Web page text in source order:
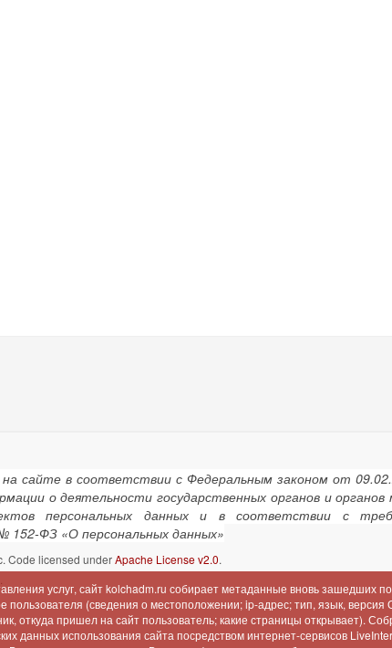
сайте в соответствии с Федеральным законом от
о деятельности государственных органов и органов
персональных данных и в соответствии с
152-ФЗ «О персональных данных»
Code licensed underApache License v2.0.
услуг, сайт kolchadm.ru собирает метаданные вновь зашедших
пользователя (сведения о местоположении; ip-адрес; тип, язык, версия
откуда пришел на сайт пользователь; какие страницы открывает).
данных использования сайта посредством интернет-сервисов